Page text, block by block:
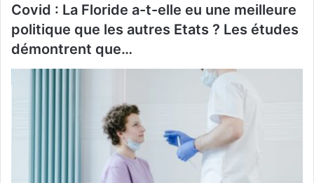
Covid : La Floride a-t-elle eu une meilleure
politique que les autres Etats ? Les études
démontrent que…